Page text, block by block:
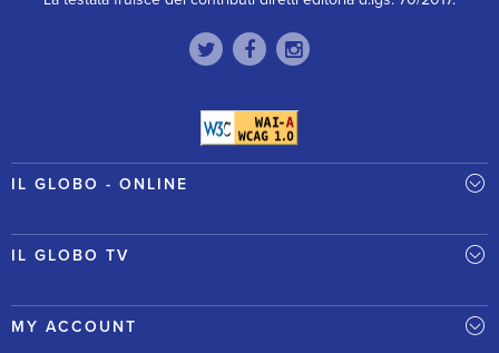
IL GLOBO - ONLINE
IL GLOBO TV
MY ACCOUNT